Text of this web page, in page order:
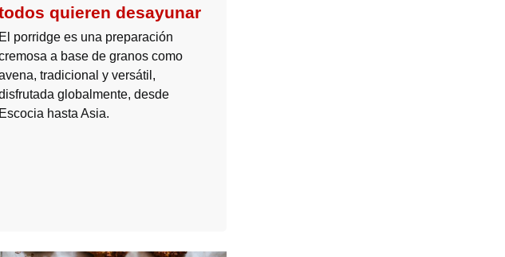
quieren desayunar
El porridge es una preparación
a base de granos como
tradicional y versátil,
globalmente, desde
Escocia hasta Asia.